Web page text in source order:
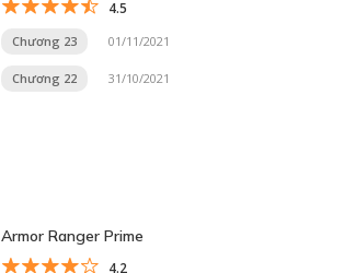
4.5
Chương 23 01/11/2021
Chương 22 31/10/2021
Armor Ranger Prime
4.2